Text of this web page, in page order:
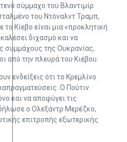
σύμμαχο του Βλαντιμίρ
του Ντόναλντ Τραμπ,
Κίεβο είναι μια «προκλητική
διχασμό και να
συμμάχους της Ουκρανίας,
από την πλευρά του Κιέβου.
ενδείξεις ότι το Κρεμλίνο
Ο Πούτιν
και να αποφύγει τις
ο Ολεξάντρ Μερέζκο,
επιτροπής εξωτερικής